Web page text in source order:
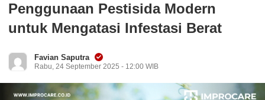
Penggunaan Pestisida Modern
untuk Mengatasi Infestasi Berat
Favian Saputra
Rabu, 24 September 2025 - 12:00 WIB